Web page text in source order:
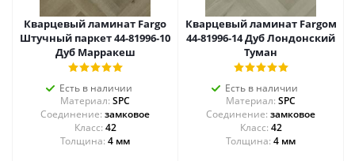
Кварцевый ламинат Fargo
Штучный паркет 44-81996-10
Дуб Марракеш
Есть в наличии
Материал: SPC
Соединение: замковое
42
Толщина: 4 мм
Кварцевый ламинат Fargoм
44-81996-14 Дуб Лондонский
Туман
Есть в наличии
Материал: SPC
Соединение: замковое
42
Толщина: 4 мм